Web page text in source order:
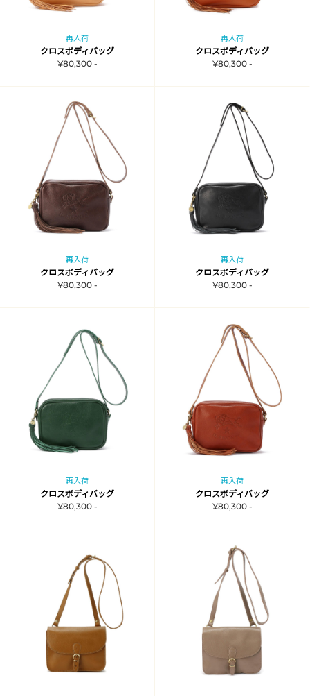
再入荷
クロスボディバッグ
¥80,300 -
再入荷
クロスボディバッグ
¥80,300 -
再入荷
クロスボディバッグ
¥80,300 -
再入荷
クロスボディバッグ
¥80,300 -
再入荷
クロスボディバッグ
¥80,300 -
再入荷
クロスボディバッグ
¥80,300 -